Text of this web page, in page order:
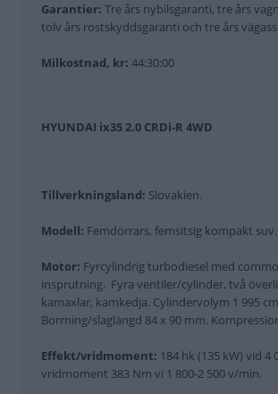
Garantier: Tre års nybilsgaranti, tre års
tolv års rostskyddsgaranti och tre års
Milkostnad, kr: 44:30:00
HYUNDAI ix35 2.0 CRDi-R 4WD
Tillverkningsland: Slovakien.
Modell: Femdörrars, femsitsig kompakt suv.
Motor: Fyrcylindrig turbodiesel med
insprutning. Fyra ventiler/cylinder, två
kamaxlar, kamkedja. Cylindervolym 1 995
Borrning/slaglängd 84 x 90 mm.
Effekt/vridmoment: 184 hk (135 kW) vid 4
vridmoment 383 Nm vi 1 800-2 500 v/min.